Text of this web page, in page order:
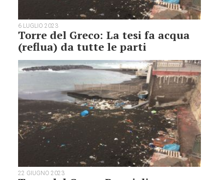
6 LUGLIO 2023
Torre del Greco: La tesi fa acqua
(reflua) da tutte le parti
22 GIUGNO 2023